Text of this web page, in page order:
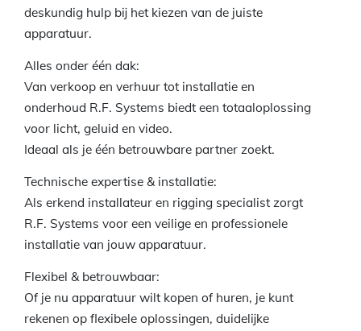
deskundig hulp bij het kiezen van de juiste
apparatuur.
Alles onder één dak:
Van verkoop en verhuur tot installatie en
onderhoud R.F. Systems biedt een totaaloplossing
voor licht, geluid en video.
Ideaal als je één betrouwbare partner zoekt.
Technische expertise & installatie:
Als erkend installateur en rigging specialist zorgt
R.F. Systems voor een veilige en professionele
installatie van jouw apparatuur.
Flexibel & betrouwbaar:
Of je nu apparatuur wilt kopen of huren, je kunt
rekenen op flexibele oplossingen, duidelijke